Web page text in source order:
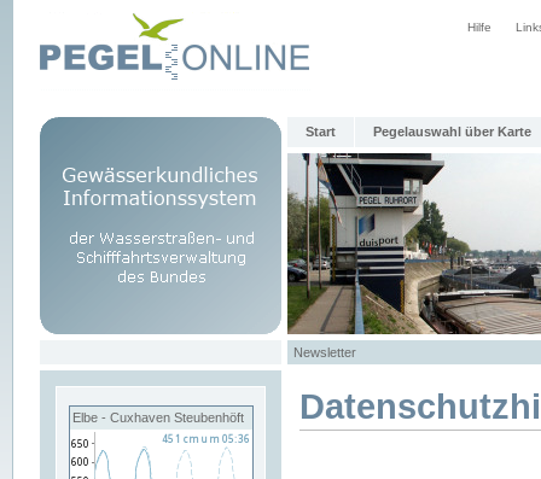
Hilfe
Start Pegelauswahl über Karte
Newsletter
Elbe - Cuxhaven Steubenhöft